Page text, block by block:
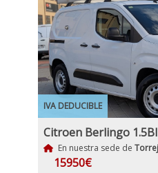
IVA DEDUCIBLE
En nuestra sede de
15950€